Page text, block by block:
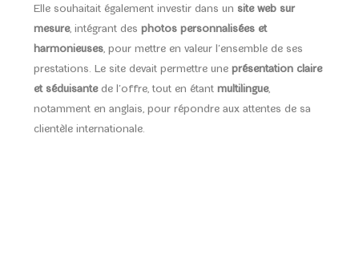
Elle souhaitait également investir dans un site web sur
mesure, intégrant des photos personnalisées et
harmonieuses, pour mettre en valeur l’ensemble de ses
prestations. Le site devait permettre une présentation claire
et séduisantede l’offre, tout en étant multilingue,
notamment en anglais, pour répondre aux attentes de sa
clientèle internationale.